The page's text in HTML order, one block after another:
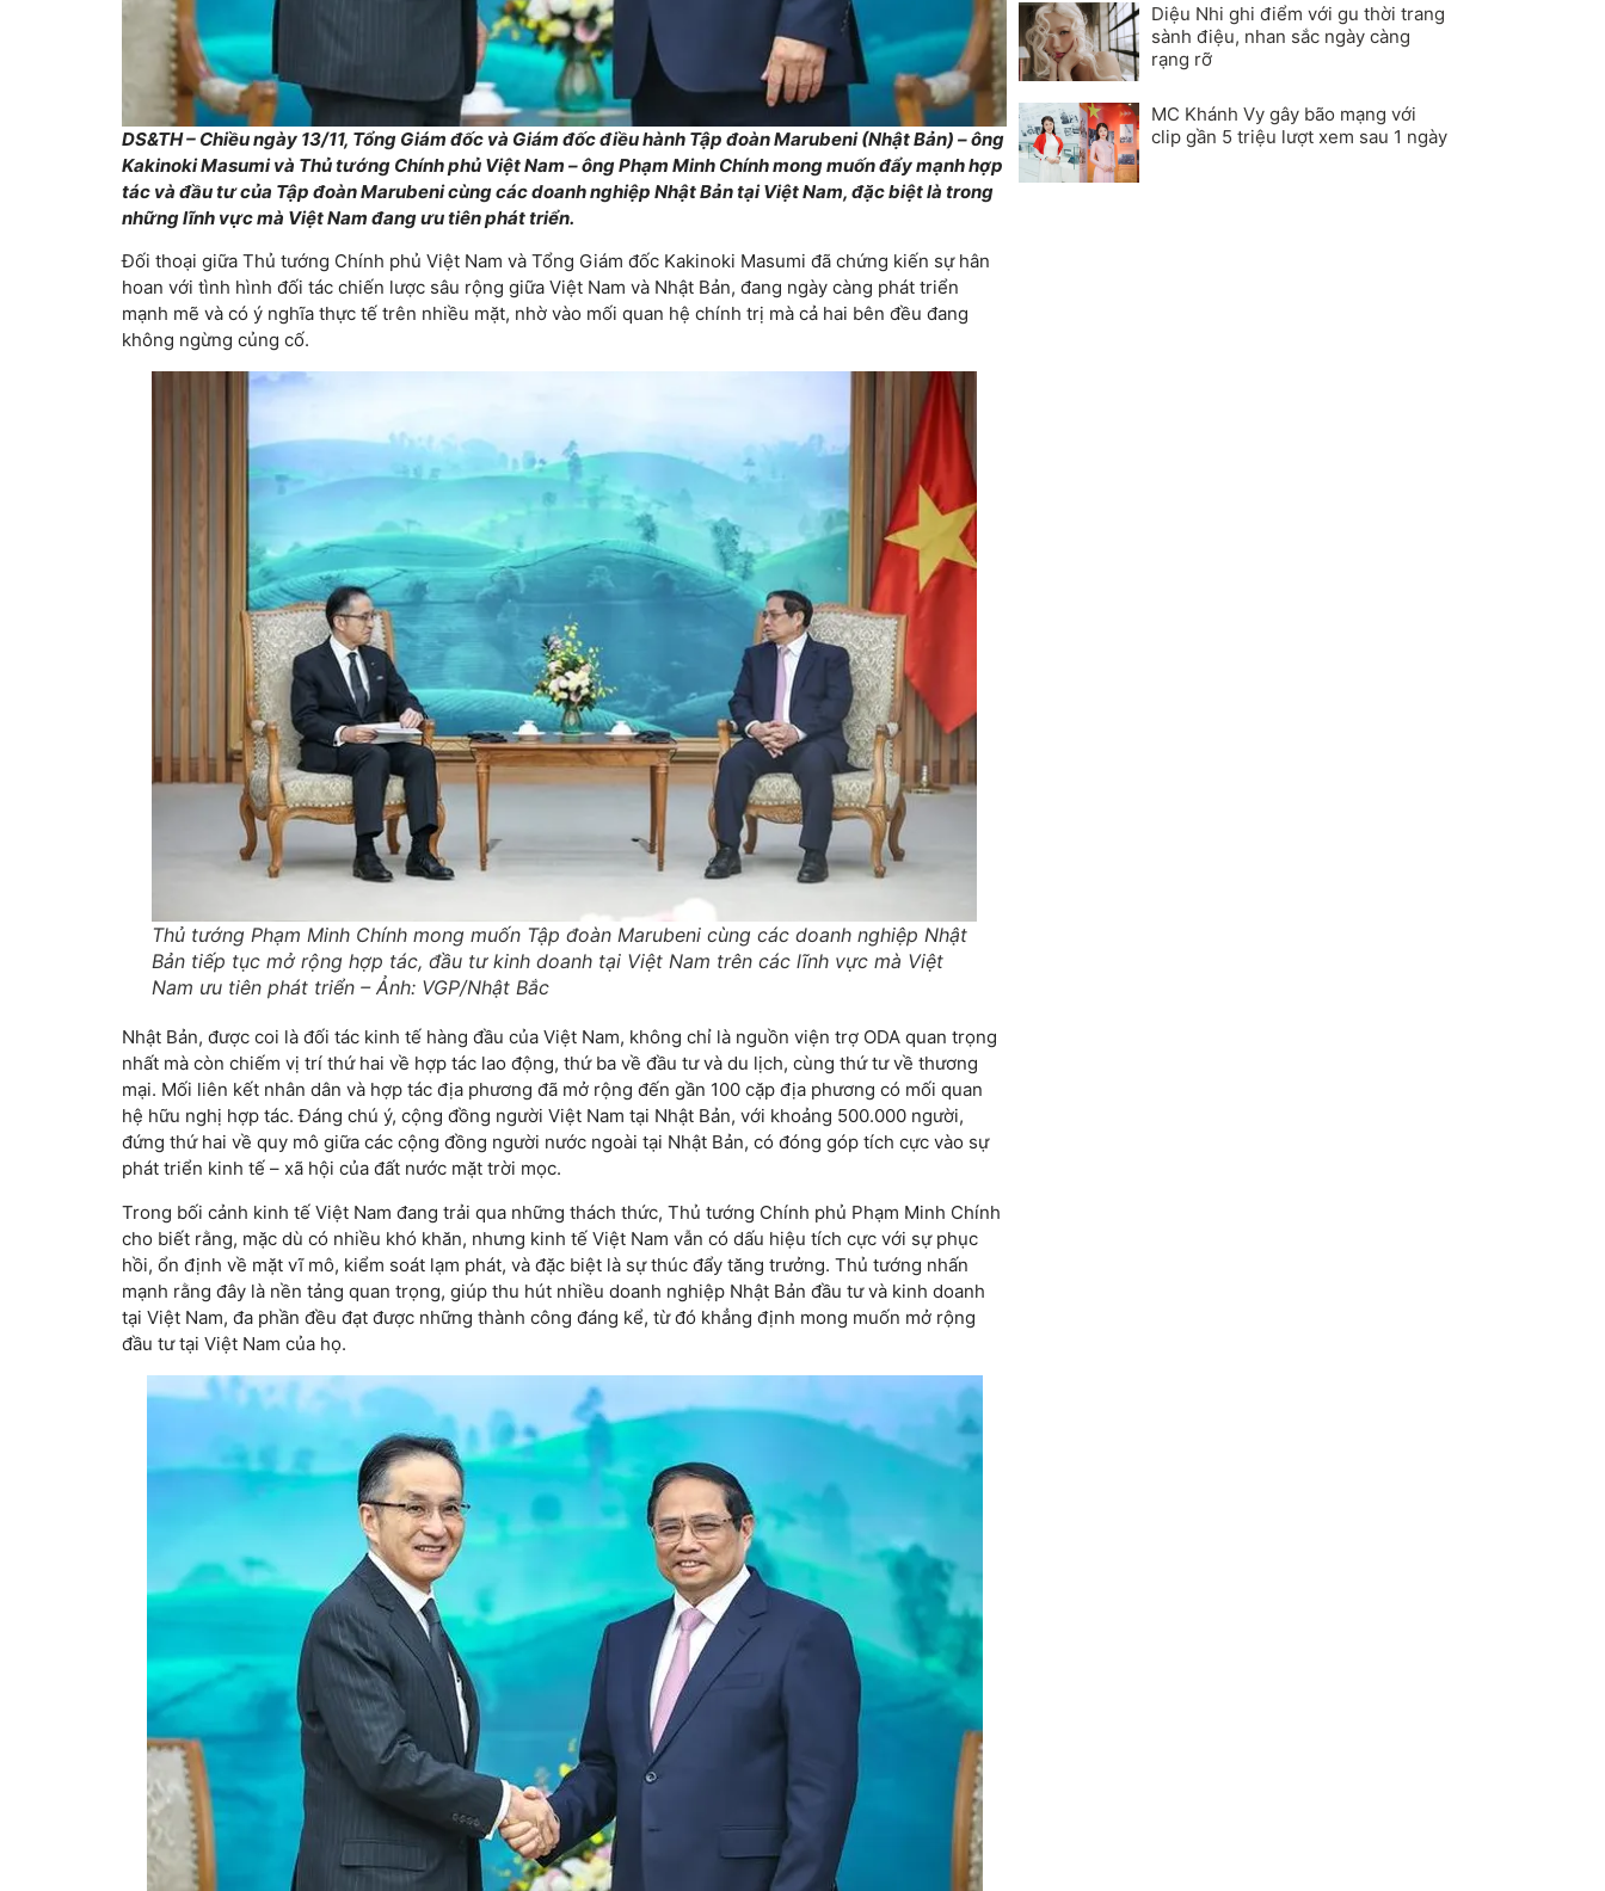
DS&TH – Chiều ngày 13/11, Tổng Giám đốc và Giám đốc điều hành Tập đoàn Marubeni (Nhật Bản) – ông
Kakinoki Masumi và Thủ tướng Chính phủ Việt Nam – ông Phạm Minh Chính mong muốn đẩy mạnh hợp
tác và đầu tư của Tập đoàn Marubeni cùng các doanh nghiệp Nhật Bản tại Việt Nam, đặc biệt là trong
những lĩnh vực mà Việt Nam đang ưu tiên phát triển.
Đối thoại giữa Thủ tướng Chính phủ Việt Nam và Tổng Giám đốc Kakinoki Masumi đã chứng kiến sự hân
hoan với tình hình đối tác chiến lược sâu rộng giữa Việt Nam và Nhật Bản, đang ngày càng phát triển
mạnh mẽ và có ý nghĩa thực tế trên nhiều mặt, nhờ vào mối quan hệ chính trị mà cả hai bên đều đang
không ngừng củng cố.
Thủ tướng Phạm Minh Chính mong muốn Tập đoàn Marubeni cùng các doanh nghiệp Nhật
Bản tiếp tục mở rộng hợp tác, đầu tư kinh doanh tại Việt Nam trên các lĩnh vực mà Việt
Nam ưu tiên phát triển – Ảnh: VGP/Nhật Bắc
Nhật Bản, được coi là đối tác kinh tế hàng đầu của Việt Nam, không chỉ là nguồn viện trợ ODA quan trọng
nhất mà còn chiếm vị trí thứ hai về hợp tác lao động, thứ ba về đầu tư và du lịch, cùng thứ tư về thương
mại. Mối liên kết nhân dân và hợp tác địa phương đã mở rộng đến gần 100 cặp địa phương có mối quan
hệ hữu nghị hợp tác. Đáng chú ý, cộng đồng người Việt Nam tại Nhật Bản, với khoảng 500.000 người,
đứng thứ hai về quy mô giữa các cộng đồng người nước ngoài tại Nhật Bản, có đóng góp tích cực vào sự
phát triển kinh tế – xã hội của đất nước mặt trời mọc.
Trong bối cảnh kinh tế Việt Nam đang trải qua những thách thức, Thủ tướng Chính phủ Phạm Minh Chính
cho biết rằng, mặc dù có nhiều khó khăn, nhưng kinh tế Việt Nam vẫn có dấu hiệu tích cực với sự phục
hồi, ổn định về mặt vĩ mô, kiểm soát lạm phát, và đặc biệt là sự thúc đẩy tăng trưởng. Thủ tướng nhấn
mạnh rằng đây là nền tảng quan trọng, giúp thu hút nhiều doanh nghiệp Nhật Bản đầu tư và kinh doanh
tại Việt Nam, đa phần đều đạt được những thành công đáng kể, từ đó khẳng định mong muốn mở rộng
đầu tư tại Việt Nam của họ.
Diệu Nhi ghi điểm với gu thời trang
sành điệu, nhan sắc ngày càng
rạng rỡ
MC Khánh Vy gây bão mạng với
clip gần 5 triệu lượt xem sau 1 ngày